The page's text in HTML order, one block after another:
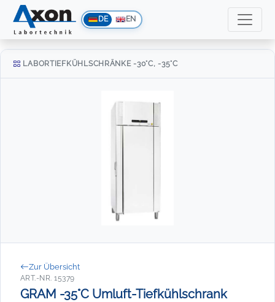
DE EN
LABORTIEFKÜHLSCHRÄNKE -30°C, -35°C
Zur Übersicht
ART.-NR. 15379
GRAM -35°C Umluft-Tiefkühlschrank